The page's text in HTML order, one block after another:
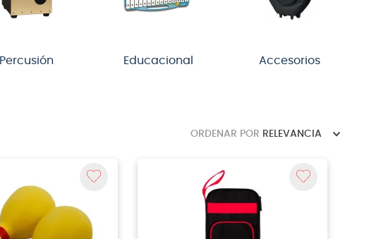
Percusión Educacional Accesorios
ORDENAR POR RELEVANCIA